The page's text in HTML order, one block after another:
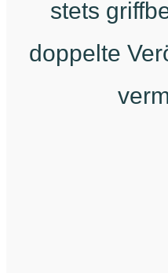
stets
doppelte